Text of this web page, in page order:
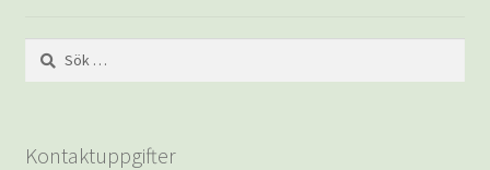
Sök
efter:
Kontaktuppgifter